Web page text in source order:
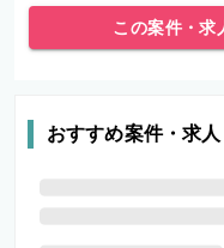
この案件・求
おすすめ案件・求人